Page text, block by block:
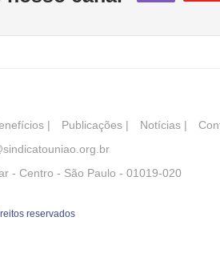
| Publicações | Notícias |
- Centro - São Paulo - 01019-020
reservados